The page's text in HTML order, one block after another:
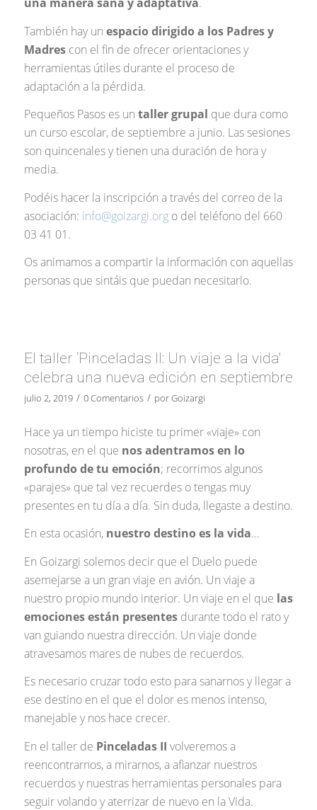
También hay un espacio dirigido a los Padres y
Madrescon el fin de ofrecer orientaciones y
herramientas útiles durante el proceso de
adaptación a la pérdida.
Pequeños Pasos es un taller grupal que dura como
un curso escolar, de septiembre a junio. Las sesiones
son quincenales y tienen una duración de hora y
media.
Podéis hacer la inscripción a través del correo de la
asociación: info@goizargi.orgo del teléfono del 660
03 41 01.
Os animamos a compartir la información con aquellas
personas que sintáis que puedan necesitarlo.
El taller ‘Pinceladas II: Un viaje a la vida’
celebra una nueva edición en septiembre
julio 2, 2019 / 0 Comentarios / porGoizargi
Hace ya un tiempo hiciste tu primer «viaje» con
nosotras, en el que nos adentramos en lo
profundo de tu emoción; recorrimos algunos
«parajes» que tal vez recuerdes o tengas muy
presentes en tu día a día. Sin duda, llegaste a destino.
En esta ocasión, nuestro destino es la vida…
En Goizargi solemos decir que el Duelo puede
asemejarse a un gran viaje en avión. Un viaje a
nuestro propio mundo interior. Un viaje en el que las
emociones están presentesdurante todo el rato y
van guiando nuestra dirección. Un viaje donde
atravesamos mares de nubes de recuerdos.
Es necesario cruzar todo esto para sanarnos y llegar a
ese destino en el que el dolor es menos intenso,
manejable y nos hace crecer.
En el taller de Pinceladas II volveremos a
reencontrarnos, a mirarnos, a afianzar nuestros
recuerdos y nuestras herramientas personales para
seguir volando y aterrizar de nuevo en la Vida.